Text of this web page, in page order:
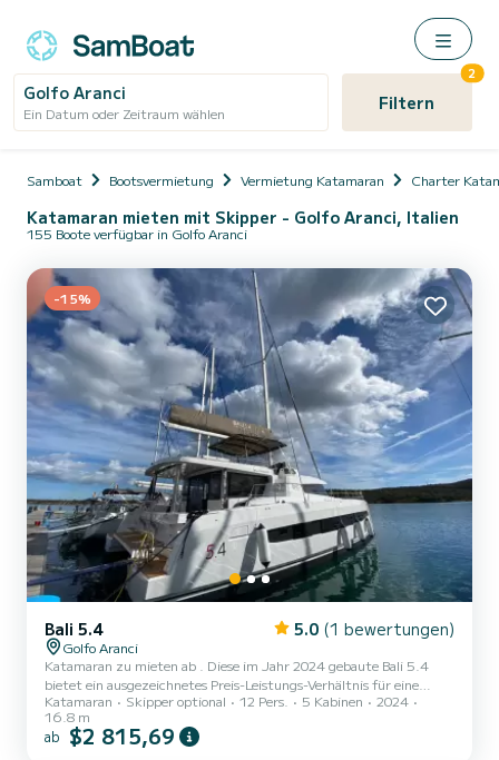
Golfo Aranci
Ein Datum oder Zeitraum wählen Filtern
2
Samboat Bootsvermietung Vermietung Katamaran Charter
Katamaran mieten mit Skipper - Golfo Aranci, Italien
155 Boote verfügbar in Golfo Aranci
-15%
Bali 5.4 5.0 (1 bewertungen)
Golfo Aranci
Katamaran zu mieten ab . Diese im Jahr 2024 gebaute Bali 5.4
bietet ein ausgezeichnetes Preis-Leistungs-Verhältnis für eine
Kreuzfahrt von ein paar Tagen oder ein paar Wochen. Das Boot
verfügt über 5 komfortable Kabinen und eine Bootskapazität von
12 Personen. Mit einer Gesamtlänge von 17 Metern wird es Ihr
Katamaran Skipper optional 12 Pers. 5 Kabinen
2024
16.8 m
ab $2 815,69